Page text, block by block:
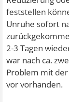
feststellen
Unruhe sofort
2-3 Tagen
war nach ca.
Problem mit der
vor vorhanden.